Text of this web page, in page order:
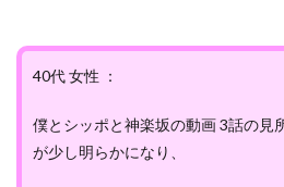
40代 女性 ：
僕とシッポと神楽坂の動画 3話の見
が少し明らかになり、